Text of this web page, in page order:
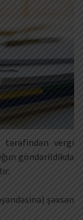
tərəfindən vergi
göndərildikdə
şəxsən